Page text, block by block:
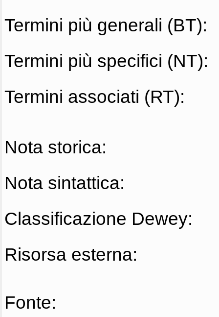
Termini più generali (BT):
Termini più specifici (NT):
Termini associati (RT):
Nota storica:
Nota sintattica:
Classificazione Dewey:
Risorsa esterna:
Fonte: